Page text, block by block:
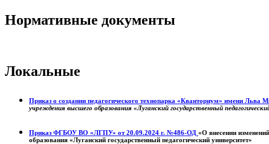
Нормативные документы
Локальные
Приказ о создании педагогического технопарка «Кванториум» имени Льва
учреждения высшего образования «Луганский государственный
Приказ ФГБОУ ВО «ЛГПУ» от 20.09.2024 г. №486-ОД «О внесении
образования «Луганский государственный педагогический университет»